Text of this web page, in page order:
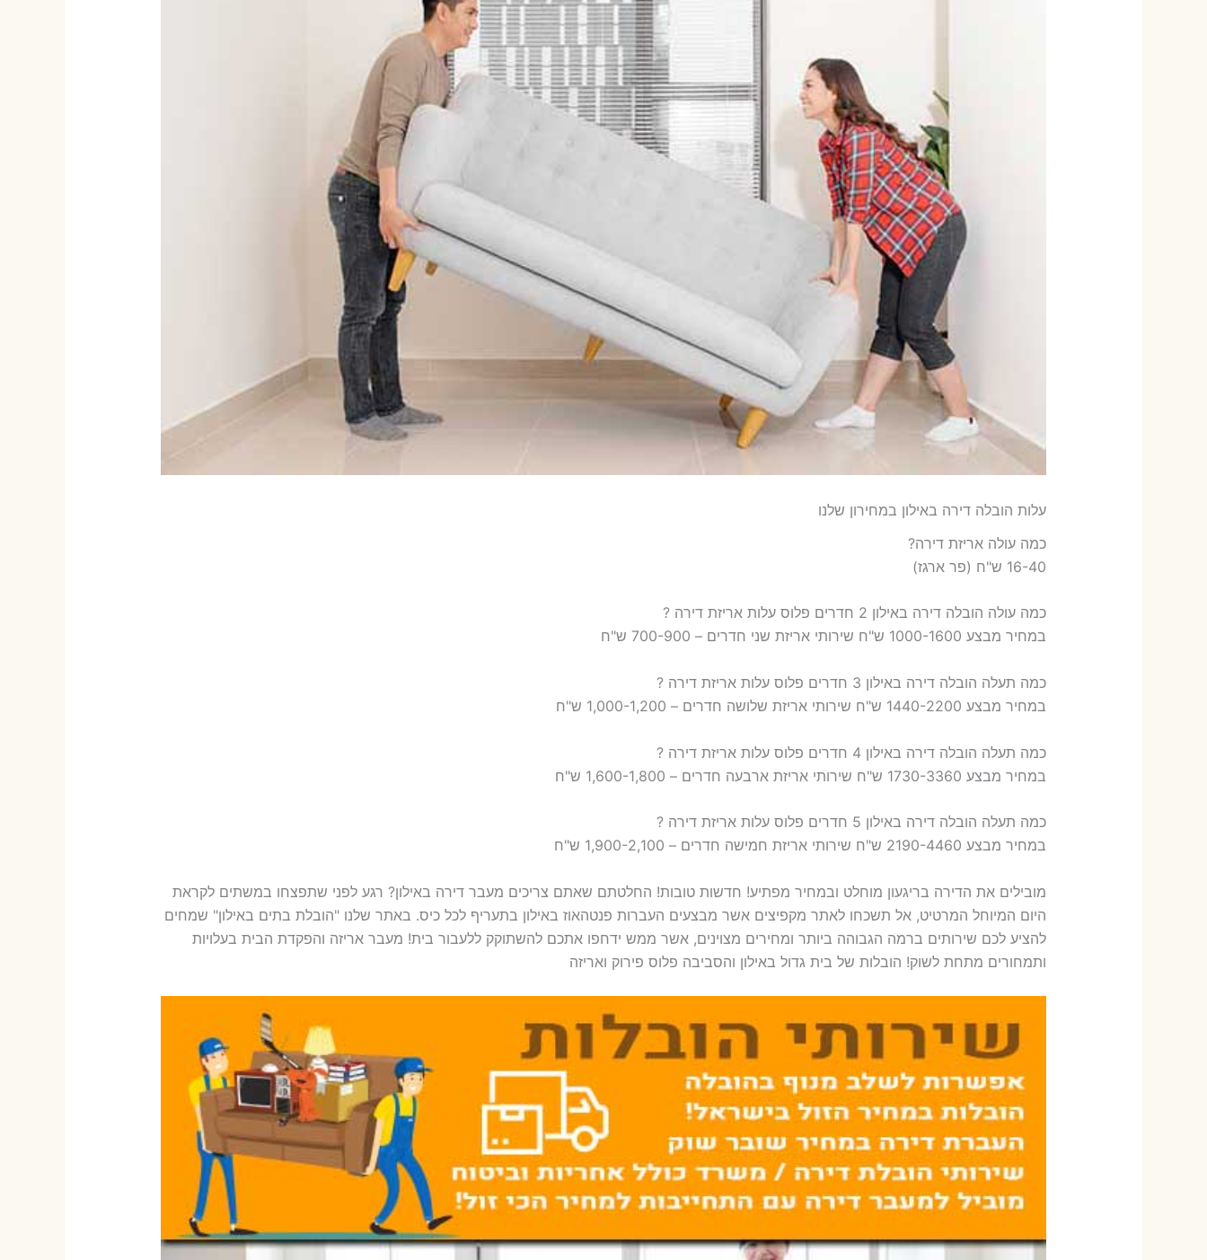
עלות הובלה דירה באילון במחירון שלנו
כמה עולה אריזת דירה​?
16-40 ש"ח (פר ארגז)
כמה עולה הובלה דירה באילון 2 חדרים פלוס עלות אריזת דירה ?
במחיר מבצע 1000-1600 ש"ח שירותי אריזת שני חדרים – 700-900 ש"ח
כמה תעלה הובלה דירה באילון 3 חדרים פלוס עלות אריזת דירה ?
במחיר מבצע 1440-2200 ש"ח שירותי אריזת שלושה חדרים – 1,000-1,200 ש"ח
כמה תעלה הובלה דירה באילון 4 חדרים פלוס עלות אריזת דירה ?
במחיר מבצע 1730-3360 ש"ח שירותי אריזת ארבעה חדרים – 1,600-1,800 ש"ח
כמה תעלה הובלה דירה באילון 5 חדרים פלוס עלות אריזת דירה ?
במחיר מבצע 2190-4460 ש"ח שירותי אריזת חמישה חדרים – 1,900-2,100 ש"ח
מובילים את הדירה בריגעון מוחלט ובמחיר מפתיע! חדשות טובות! החלטתם שאתם צריכים מעבר דירה באילון? רגע לפני שתפצחו במשתים לקראת
היום המיוחל המרטיט, אל תשכחו לאתר מקפיצים אשר מבצעים העברות פנטהאוז באילון בתעריף לכל כיס. באתר שלנו "הובלת בתים באילון" שמחים
להציע לכם שירותים ברמה הגבוהה ביותר ומחירים מצוינים, אשר ממש ידחפו אתכם להשתוקק ללעבור בית! מעבר אריזה והפקדת הבית בעלויות
ותמחורים מתחת לשוק! הובלות של בית גדול באילון והסביבה פלוס פירוק ואריזה